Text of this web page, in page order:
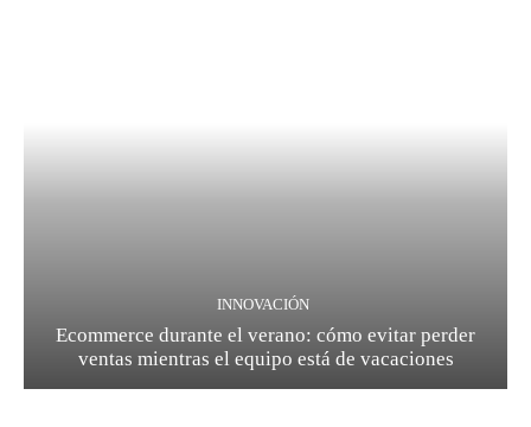
INNOVACIÓN
Ecommerce durante el verano: cómo evitar perder
ventas mientras el equipo está de vacaciones